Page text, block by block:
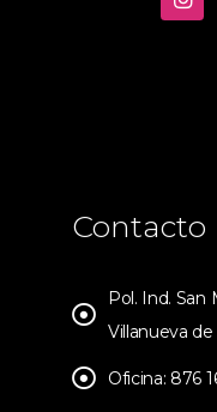
Contacto
Pol. Ind. San
Villanueva de
Oficina: 876